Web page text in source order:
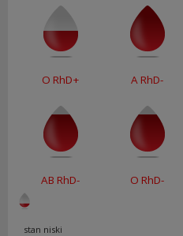
O RhD+ A RhD-
AB RhD- O RhD-
stan niski